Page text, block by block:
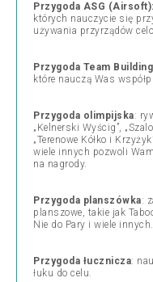
Przygoda ASG (Airsoft):
których nauczycie się
używania przyrządów
Przygoda Team Building
które nauczą Was
Przygoda olimpijska:
„Kelnerski Wyścig”,
„Terenowe Kółko i
wiele innych pozwoli
na nagrody.
Przygoda planszówka:
planszowe, takie jak
Nie do Pary i wiele innych.
Przygoda łucznicza:
łuku do celu.